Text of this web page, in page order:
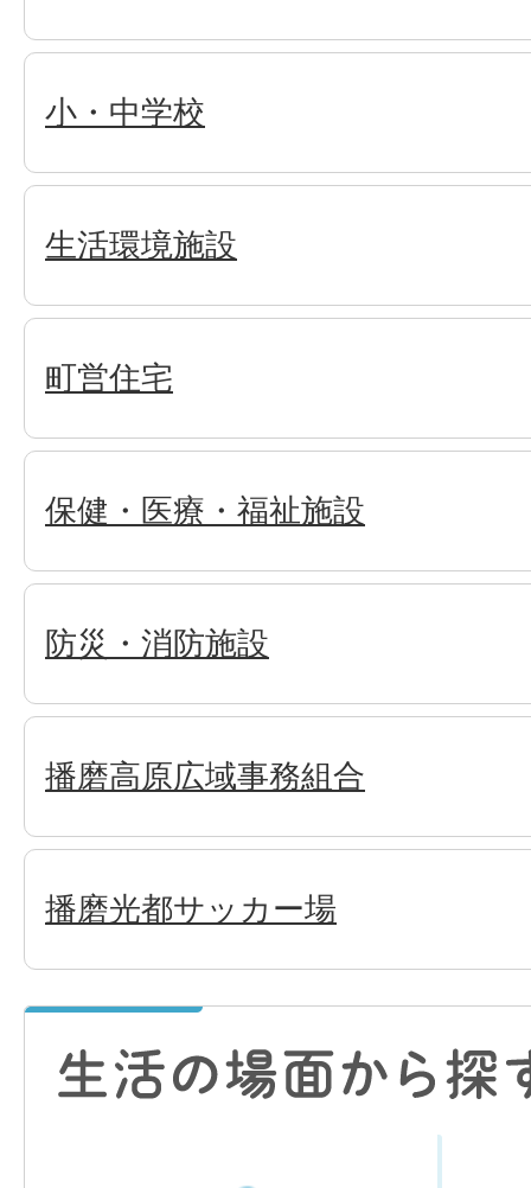
小・中学校
生活環境施設
町営住宅
保健・医療・福祉施設
防災・消防施設
播磨高原広域事務組合
播磨光都サッカー場